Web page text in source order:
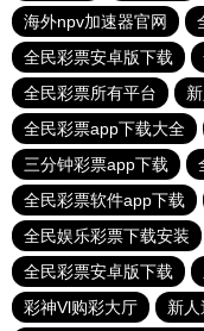
海外npv加速器官网
全民彩票安卓版下载
全民彩票所有平台
全民彩票app下载大全
三分钟彩票app下载
全民彩票软件app下载
全民娱乐彩票下载安装
全民彩票安卓版下载
彩神Vl购彩大厅
新